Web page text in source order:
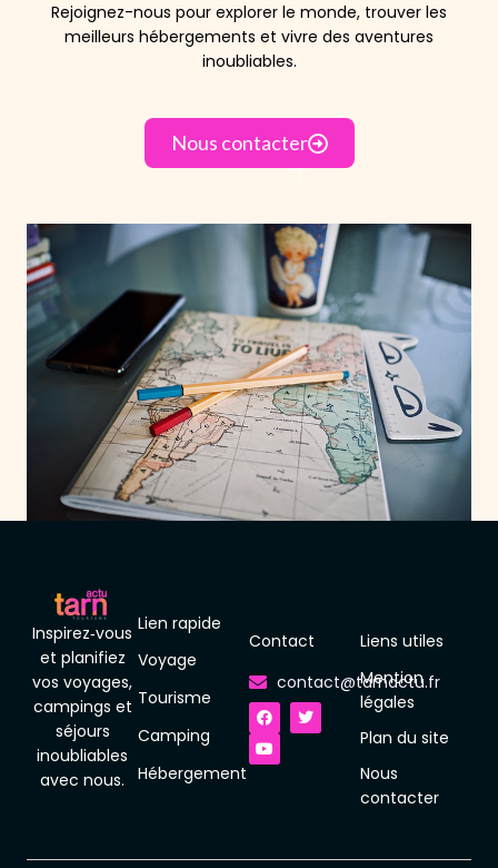
Rejoignez-nous pour explorer le monde, trouver les
meilleurs hébergements et vivre des aventures
inoubliables.
Nous contacter
Inspirez‑vous
et planifiez
vos voyages,
campings et
séjours
inoubliables
avec nous.
Lien rapide
Voyage
Tourisme
Camping
Hébergement
Contact
contact@tarnactu.fr
F
a
c
e
b
T
w
i
Y
o
u
t
u
Liens utiles
Mention
légales
Plan du site
Nous
contacter